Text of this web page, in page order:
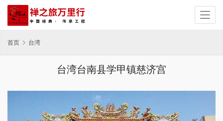
首页 台湾
台湾台南县学甲镇慈济宫